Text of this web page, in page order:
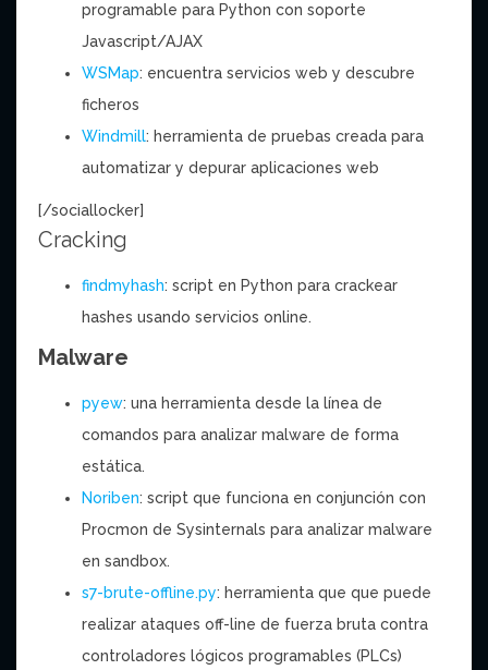
programable para Python con soporte
Javascript/AJAX
WSMap: encuentra servicios web y descubre
ficheros
Windmill: herramienta de pruebas creada para
automatizar y depurar aplicaciones web
[/sociallocker]
Cracking
findmyhash: script en Python para crackear
hashes usando servicios online.
Malware
pyew: una herramienta desde la línea de
comandos para analizar malware de forma
estática.
Noriben: script que funciona en conjunción con
Procmon de Sysinternals para analizar malware
en sandbox.
s7-brute-offline.py: herramienta que que puede
realizar ataques off-line de fuerza bruta contra
controladores lógicos programables (PLCs)